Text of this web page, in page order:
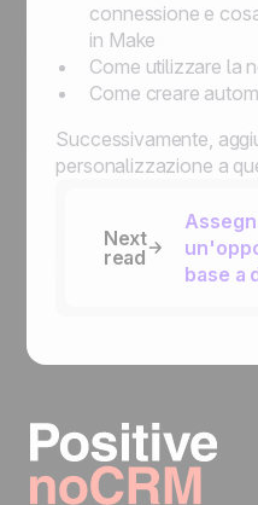
connessione e
in Make
Come utilizzare la
Come creare
Successivamente,
personalizzazione a
Next
read
base a